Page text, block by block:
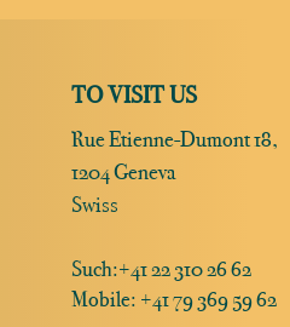
TO VISIT US
Rue Etienne-Dumont 18,
1204 Geneva
Swiss
Such:+41 22 310 26 62
Mobile: +41 79 369 59 62